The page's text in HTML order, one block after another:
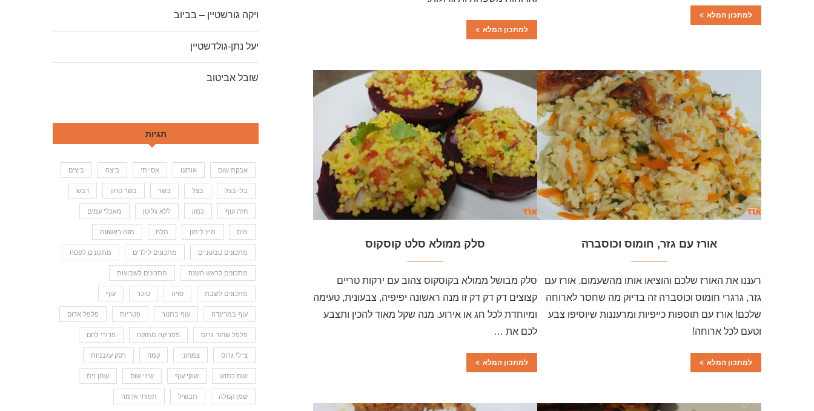
למתכון המלא
למתכון המלא
אורז עם גזר, חומוס וכוסברה
רעננו את האורז שלכם והוציאו אותו מהשעמום. אורז עם
גזר, גרגרי חומוס וכוסברה זה בדיוק מה שחסר לארוחה
שלכם! אורז עם תוספות כייפיות ומרעננות שיוסיפו צבע
וטעם לכל ארוחה!
למתכון המלא
סלק ממולא סלט קוסקוס
סלק מבושל ממולא בקוסקוס צהוב עם ירקות טריים
קצוצים דק דק דק זו מנה ראשונה יפיפיה, צבעונית, טעימה
ומיוחדת לכל חג או אירוע. מנה שקל מאוד להכין ותצבע
לכם את …
למתכון המלא
ויקה גורשטיין – בביוב
יעל נתן-גולדשטיין
שובל אביטוב
תגיות
אבקת שום אורגנו אסייתי ביצה ביצים
בלי בצל בצל בשר בשר טחון דבש
חזה עוף כמון ללא גלוטן מאכלי עמים
מים מיץ לימון מלח מנה ראשונה
מתכונים טבעוניים מתכונים לילדים מתכונים לפסח
מתכונים לראש השנה מתכונים לשבועות
מתכונים לשבת סויה סוכר עוף
עוף במרינדה עוף בתנור פטריות פלפל אדום
פלפל שחור גרוס פפריקה מתוקה פרורי לחם
צ'ילי גרוס צמחוני קמח רסק עגבניות
שום כתוש שוקי עוף שיני שום שמן זית
שמן קנולה תבשיל תפוחי אדמה